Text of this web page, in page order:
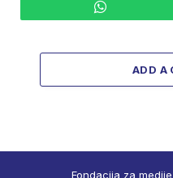
WhatsApp
ADD A
Fondacija za